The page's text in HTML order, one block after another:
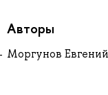
Авторы
Моргунов